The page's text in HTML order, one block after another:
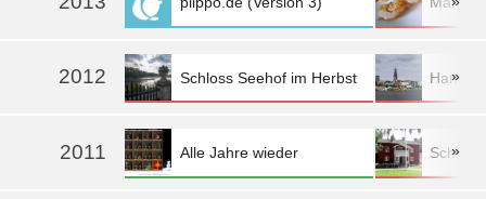
mehr »
2012 Schloss Seehof im Herbst
mehr »
»
2011 Alle Jahre wieder »